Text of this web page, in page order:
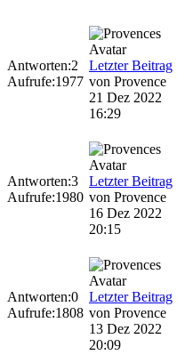
Antworten:2
Aufrufe:1977
Letzter Beitrag
von Provence
21 Dez 2022
16:29
Antworten:3
Aufrufe:1980
Letzter Beitrag
von Provence
16 Dez 2022
20:15
Antworten:0
Aufrufe:1808
Letzter Beitrag
von Provence
13 Dez 2022
20:09